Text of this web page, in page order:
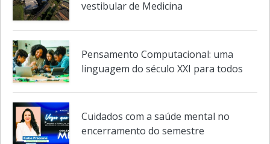
vestibular de Medicina
linguagem do século XXI para todos